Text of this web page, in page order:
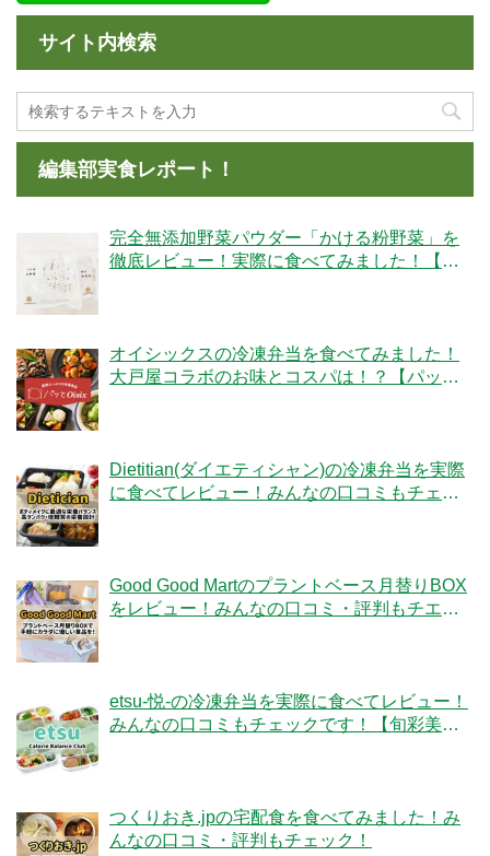
サイト内検索
編集部実食レポート！
完全無添加野菜パウダー「かける粉野菜」を
徹底レビュー！実際に食べてみました！【ベ
オイシックスの冷凍弁当を食べてみました！
大戸屋コラボのお味とコスパは！？【パッと
Dietitian(ダイエティシャン)の冷凍弁当を実際
に食べてレビュー！みんなの口コミもチェッ
Good Good Martのプラントベース月替りBOX
をレビュー！みんなの口コミ・評判もチエッ
etsu-悦-の冷凍弁当を実際に食べてレビュー！
みんなの口コミもチェックです！【旬彩美
つくりおき.jpの宅配食を食べてみました！み
んなの口コミ・評判もチェック！